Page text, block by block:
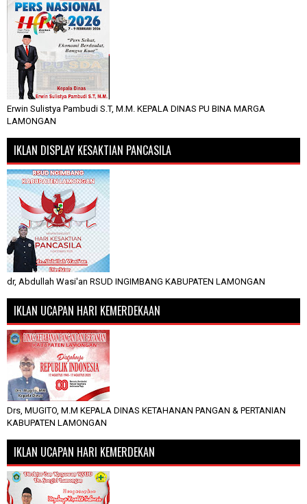
Erwin Sulistya Pambudi S.T, M.M. KEPALA DINAS PU BINA MARGA
LAMONGAN
IKLAN DISPLAY KESAKTIAN PANCASILA
dr, Abdullah Wasi'an RSUD INGIMBANG KABUPATEN LAMONGAN
IKLAN UCAPAN HARI KEMERDEKAAN
Drs, MUGITO, M.M KEPALA DINAS KETAHANAN PANGAN & PERTANIAN
KABUPATEN LAMONGAN
IKLAN UCAPAN HARI KEMERDEKAN